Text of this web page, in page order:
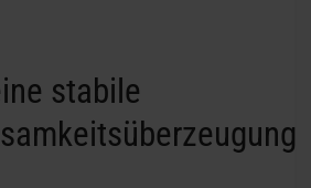
stabile